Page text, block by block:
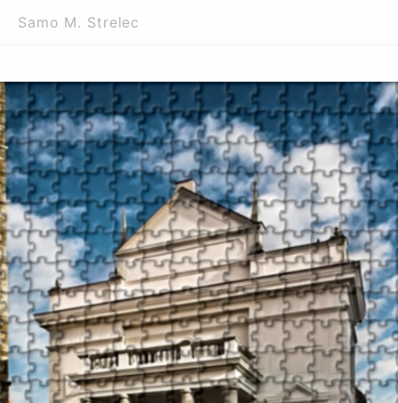
Samo M. Strelec